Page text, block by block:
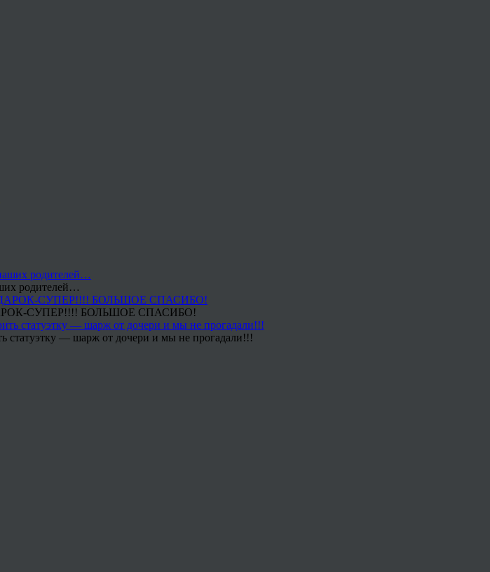
родителей…
СУПЕР!!!! БОЛЬШОЕ СПАСИБО!
статуэтку — шарж от дочери и мы не прогадали!!!